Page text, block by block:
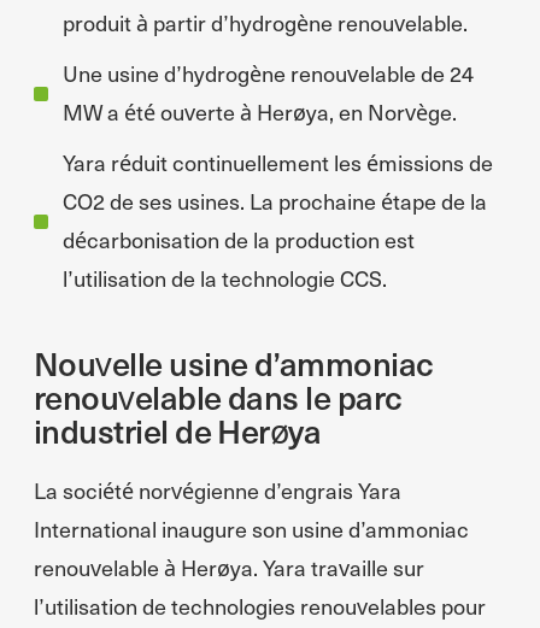
produit à partir d’hydrogène renouvelable.
Une usine d’hydrogène renouvelable de 24
MW a été ouverte à Herøya, en Norvège.
Yara réduit continuellement les émissions de
CO2 de ses usines. La prochaine étape de la
décarbonisation de la production est
l’utilisation de la technologie CCS.
Nouvelle usine d’ammoniac
renouvelable dans le parc
industriel de Herøya
La société norvégienne d’engrais Yara
International inaugure son usine d’ammoniac
renouvelable à Herøya. Yara travaille sur
l’utilisation de technologies renouvelables pour